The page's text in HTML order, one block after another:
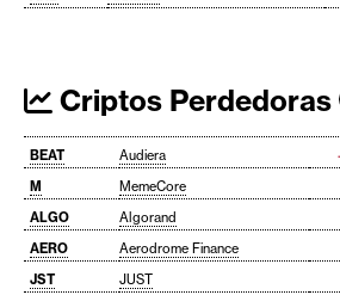
Criptos Perdedoras
BEAT Audiera
M
MemeCore
ALGO
Algorand
AERO
Aerodrome Finance
JST
JUST